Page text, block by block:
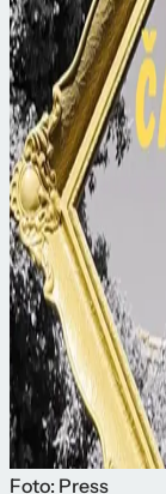
Foto: Press